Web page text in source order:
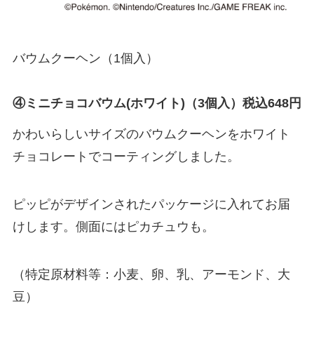
バウムクーヘン（1個入）
④ミニチョコバウム(ホワイト)（3個入）税込648円
かわいらしいサイズのバウムクーヘンをホワイト
チョコレートでコーティングしました。
ピッピがデザインされたパッケージに入れてお届
けします。側面にはピカチュウも。
（特定原材料等：小麦、卵、乳、アーモンド、大
豆）